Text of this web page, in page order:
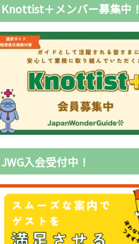
Knottist＋メンバー募集中！
JWG入会受付中！